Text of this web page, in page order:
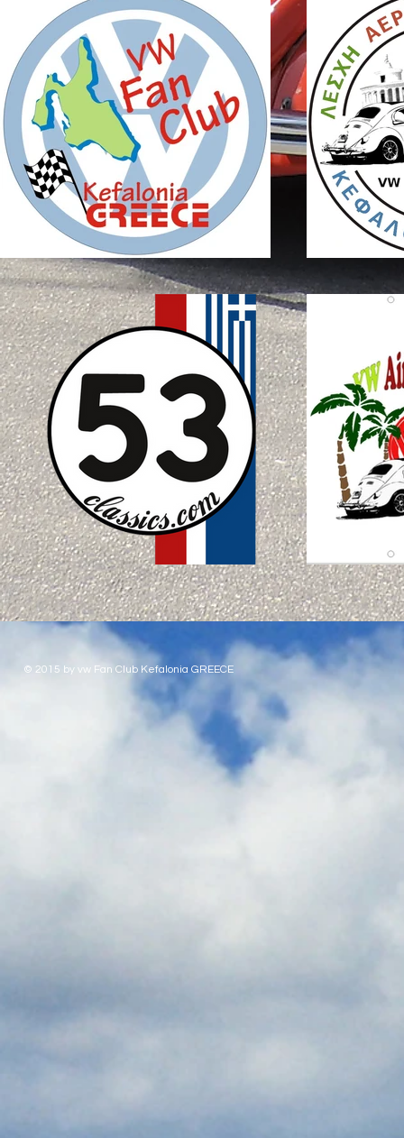
© 2015 by vw Fan Club Kefalonia GREECE